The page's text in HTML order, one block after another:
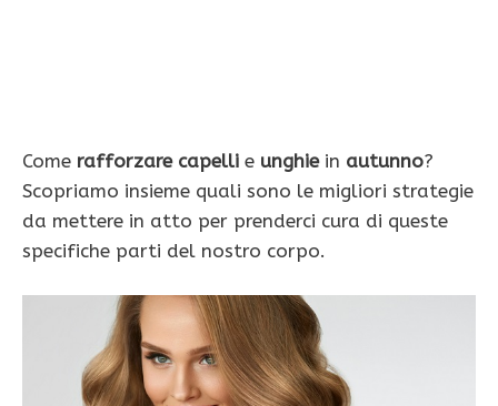
Come rafforzare capelli e unghiein autunno?
Scopriamo insieme quali sono le migliori strategie
da mettere in atto per prenderci cura di queste
specifiche parti del nostro corpo.